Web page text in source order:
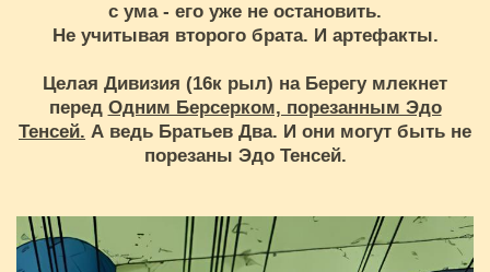
с ума - его уже не остановить.
Не учитывая второго брата. И артефакты.
Целая Дивизия (16к рыл) на Берегу млекнет
перед Одним Берсерком, порезанным Эдо
Тенсей. А ведь Братьев Два. И они могут быть не
порезаны Эдо Тенсей.